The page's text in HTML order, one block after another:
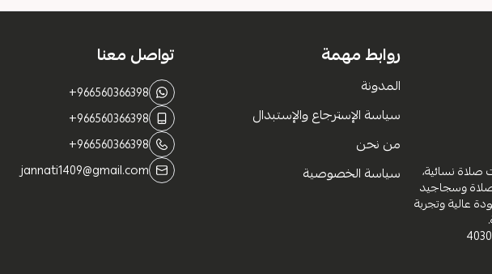
صلاة نسائية،
وسجاجيد
عالية وتجربة
روابط مهمة
المدونة
سياسة الإسترجاع والإستبدال
من نحن
سياسة الخصوصية
تواصل معنا
+966560366398
+966560366398
+966560366398
jannati1409@gmail.com